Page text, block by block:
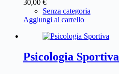
30,00 €
Senza categoria
Aggiungi al carrello
Psicologia Sportiva